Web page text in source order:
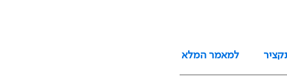
למאמר המלא